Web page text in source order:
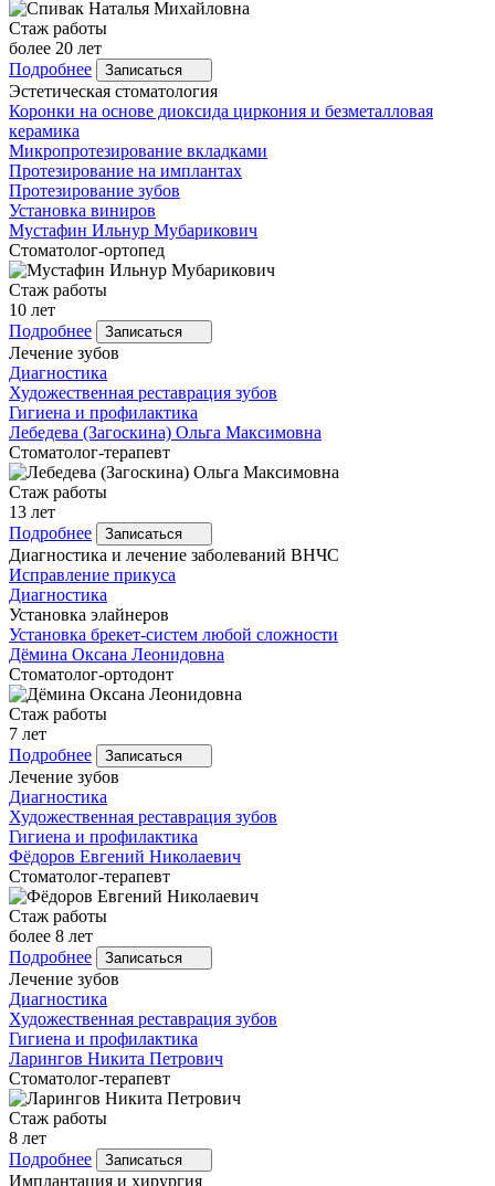
Стаж работы
более 20 лет
Подробнее
Записаться
Эстетическая стоматология
Коронки на основе диоксида циркония и безметалловая
керамика
Микропротезирование вкладками
Протезирование на имплантах
Протезирование зубов
Установка виниров
Мустафин Ильнур Мубарикович
Стоматолог-ортопед
Стаж работы
10 лет
Подробнее
Записаться
Лечение зубов
Диагностика
Художественная реставрация зубов
Гигиена и профилактика
Лебедева (Загоскина) Ольга Максимовна
Стоматолог-терапевт
Стаж работы
13 лет
Подробнее
Записаться
Диагностика и лечение заболеваний ВНЧС
Исправление прикуса
Диагностика
Установка элайнеров
Установка брекет-систем любой сложности
Дёмина Оксана Леонидовна
Стоматолог-ортодонт
Стаж работы
7 лет
Подробнее
Записаться
Лечение зубов
Диагностика
Художественная реставрация зубов
Гигиена и профилактика
Фёдоров Евгений Николаевич
Стоматолог-терапевт
Стаж работы
более 8 лет
Подробнее
Записаться
Лечение зубов
Диагностика
Художественная реставрация зубов
Гигиена и профилактика
Ларингов Никита Петрович
Стоматолог-терапевт
Стаж работы
8 лет
Подробнее
Записаться
Имплантация и хирургия